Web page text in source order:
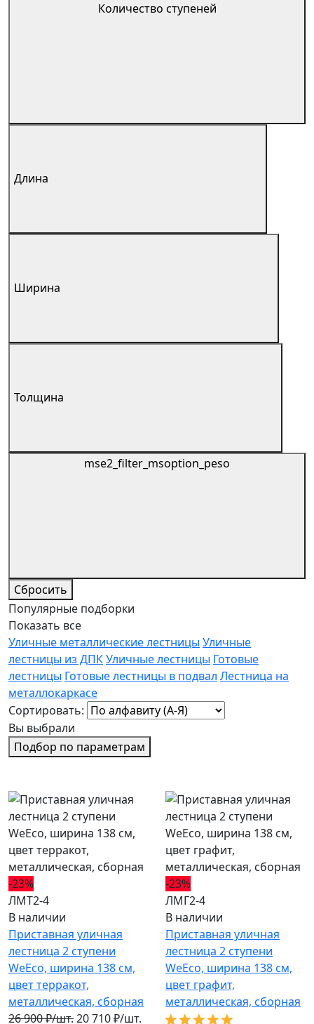
Количество ступеней
Длина
Ширина
Толщина
mse2_filter_msoption_peso
Сбросить
Популярные подборки
Показать все
Уличные металлические лестницы Уличные
лестницы из ДПКУличные лестницы Готовые
лестницы Готовые лестницы в подвал Лестница на
металлокаркасе
Сортировать:
Вы выбрали
Подбор по параметрам
-23%
ЛМТ2-4
В наличии
Приставная уличная
лестница 2 ступени
WeEco, ширина 138 см,
цвет терракот,
металлическая, cборная
26 900 ₽/шт.20 710 ₽/шт.
-23%
ЛМГ2-4
В наличии
Приставная уличная
лестница 2 ступени
WeEco, ширина 138 см,
цвет графит,
металлическая, cборная